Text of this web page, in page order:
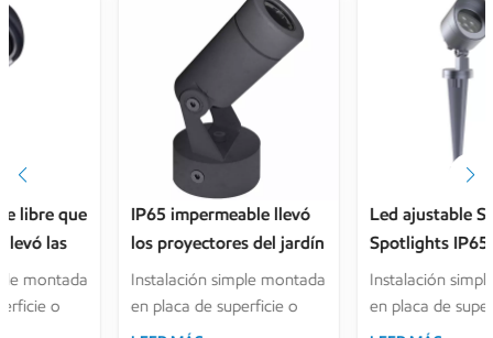
IP65 impermeable llevó
los proyectores del jardín
con el sombrero y el
panal antideslumbrantes
Instalación simple montada
en placa de superficie o
puesta a tierra. Diseño
Led ajustable Spike
Spotlights IP65
Impermeable Paisaje al
aire libre Lámpara de
césped Iluminación de
Instalación simple montada
en placa de superficie o
puesta a tierra. Diseño